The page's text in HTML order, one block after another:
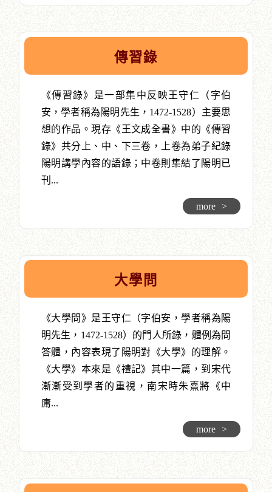
傳習錄
《傳習錄》是一部集中反映王守仁（字伯
安，學者稱為陽明先生，1472-1528）主要思
想的作品。現存《王文成全書》中的《傳習
錄》共分上、中、下三卷，上卷為弟子紀錄
陽明講學內容的語錄；中卷則集結了陽明已
刊...
more >
大學問
《大學問》是王守仁（字伯安，學者稱為陽
明先生，1472-1528）的門人所錄，體例為問
答體，內容表現了陽明對《大學》的理解。
《大學》本來是《禮記》其中一篇，到宋代
漸漸受到學者的重視，南宋時朱熹將《中
庸...
more >